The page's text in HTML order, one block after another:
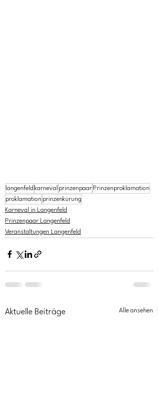
langenfeld karneval prinzenpaar Prinzenproklamation
proklamation prinzenkürung
Karneval in Langenfeld
Prinzenpaar Langenfeld
Veranstaltungen Langenfeld
Aktuelle Beiträge Alle ansehen